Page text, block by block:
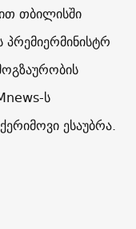
თბილისში
ს
ესაუბრა.